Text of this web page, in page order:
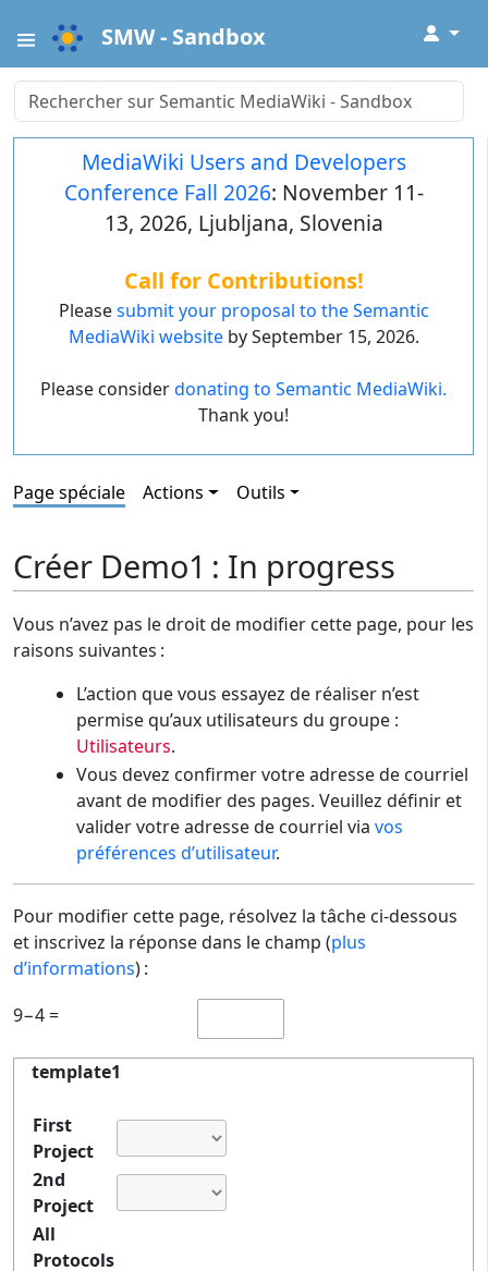
SMW - Sandbox ↓
MediaWiki Users and Developers
Conference Fall 2026: November 11-
13, 2026, Ljubljana, Slovenia
Call for Contributions!
Pleasesubmit your proposal to the Semantic
MediaWiki websiteby September 15, 2026.
Please considerdonating to Semantic MediaWiki.
Thank you!
Page spéciale Actions Outils
Créer Demo1 : In progress
Vous n’avez pas le droit de modifier cette page, pour les
raisons suivantes :
L’action que vous essayez de réaliser n’est
permise qu’aux utilisateurs du groupe :
Utilisateurs.
Vous devez confirmer votre adresse de courriel
avant de modifier des pages. Veuillez définir et
valider votre adresse de courriel via vos
préférences d’utilisateur.
Pour modifier cette page, résolvez la tâche ci-dessous
et inscrivez la réponse dans le champ (plus
d’informations) :
9−4 =
template1
First
Project
2nd
Project
All
Protocols